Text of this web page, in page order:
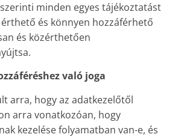
szerinti minden egyes tájékoztatást
és könnyen hozzáférhető
és közérthetően
való joga
arra, hogy az adatkezelőtől
arra vonatkozóan, hogy
kezelése folyamatban van-e, és